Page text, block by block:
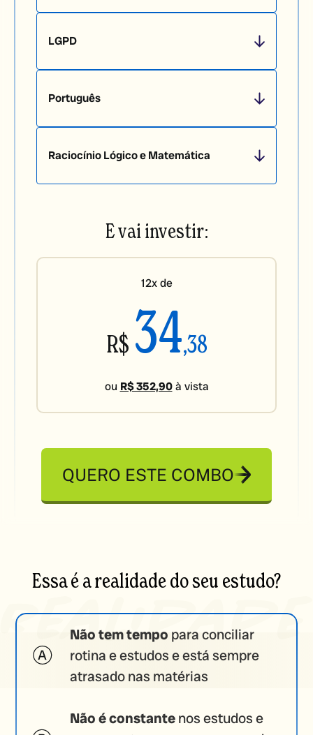
LGPD
Português
Raciocínio Lógico e Matemática
E vai investir:
12x de
R$ 34,38
ou R$ 352,90à vista
QUERO ESTE COMBO
Essa é a realidade do seu estudo?
Não tem tempo para conciliar
rotina e estudos e está sempre
atrasado nas matérias
Não é constantenos estudos e